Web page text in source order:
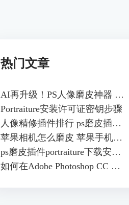
热门文章
AI再升级！PS人像磨皮神器 Portraiture 4 官方中文版正式上线
Portraiture安装许可证密钥步骤
人像精修插件排行 ps磨皮插件哪个效果好
苹果相机怎么磨皮 苹果手机怎么磨皮
ps磨皮插件portraiture下载安装方法 ps磨皮插件怎么用
如何在Adobe Photoshop CC 安装 Portraiture 3插件